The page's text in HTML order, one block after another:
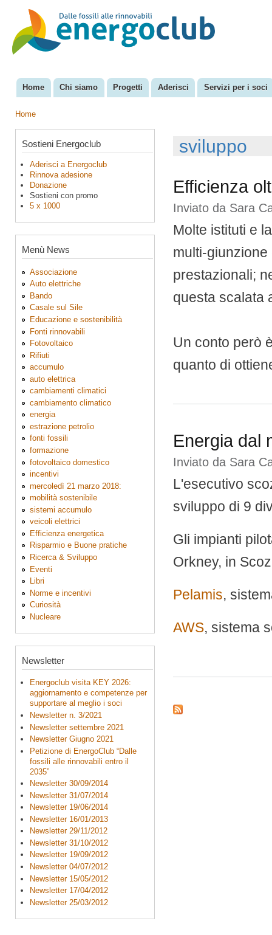
EnergoClub
per la
riconversione
del sistema
Menu principale
Home Chi siamo Progetti Aderisci Servizi per i soci
Home
Sostieni Energoclub
Aderisci a Energoclub
Rinnova adesione
Donazione
Sostieni con promo
5 x 1000
Menù News
Associazione
Auto elettriche
Bando
Casale sul Sile
Educazione e sostenibilità
Fonti rinnovabili
Fotovoltaico
Rifiuti
accumulo
auto elettrica
cambiamenti climatici
cambiamento climatico
energia
estrazione petrolio
fonti fossili
formazione
fotovoltaico domestico
incentivi
mercoledì 21 marzo 2018:
mobilità sostenibile
sistemi accumulo
veicoli elettrici
Efficienza energetica
Risparmio e Buone pratiche
Ricerca & Sviluppo
Eventi
Libri
Norme e incentivi
Curiosità
Nucleare
Newsletter
Energoclub visita KEY 2026:
aggiornamento e competenze per
supportare al meglio i soci
Newsletter n. 3/2021
Newsletter settembre 2021
Newsletter Giugno 2021
Petizione di EnergoClub “Dalle
fossili alle rinnovabili entro il
2035”
Newsletter 30/09/2014
Newsletter 31/07/2014
Newsletter 19/06/2014
Newsletter 16/01/2013
Newsletter 29/11/2012
Newsletter 31/10/2012
Newsletter 19/09/2012
Newsletter 04/07/2012
Newsletter 15/05/2012
Newsletter 17/04/2012
Newsletter 25/03/2012
sviluppo
Efficienza
Inviato da Sara
Molte istituti e
multi-
prestazionali;
questa scalata
Un conto però
quanto di
Energia dal
Inviato da Sara
L'esecutivo
sviluppo di 9
Gli impianti
Orkney, in
Pelamis,
AWS, sistema